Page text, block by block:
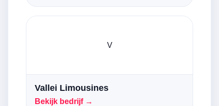
V
Vallei Limousines
Bekijk bedrijf →